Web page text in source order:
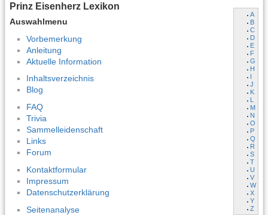
Prinz Eisenherz Lexikon
Auswahlmenu
A
B
C
D
E
F
G
H
I
J
K
L
M
N
O
P
Q
R
S
T
U
V
W
X
Y
Z
Vorbemerkung
Anleitung
Aktuelle Information
Inhaltsverzeichnis
Blog
FAQ
Trivia
Sammelleidenschaft
Links
Forum
Kontaktformular
Impressum
Datenschutzerklärung
Seitenanalyse